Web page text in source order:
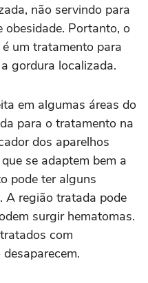
não servindo para
obesidade. Portanto, o
um tratamento para
gordura localizada.
em algumas áreas do
para o tratamento na
dos aparelhos
se adaptem bem a
pode ter alguns
A região tratada pode
surgir hematomas.
com